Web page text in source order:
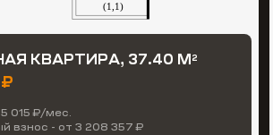
КВАРТИРА, 37.40 М2
015 ₽/мес.
взнос - от 3 208 357 ₽